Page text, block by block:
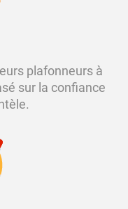
plafonneurs à
sur la confiance